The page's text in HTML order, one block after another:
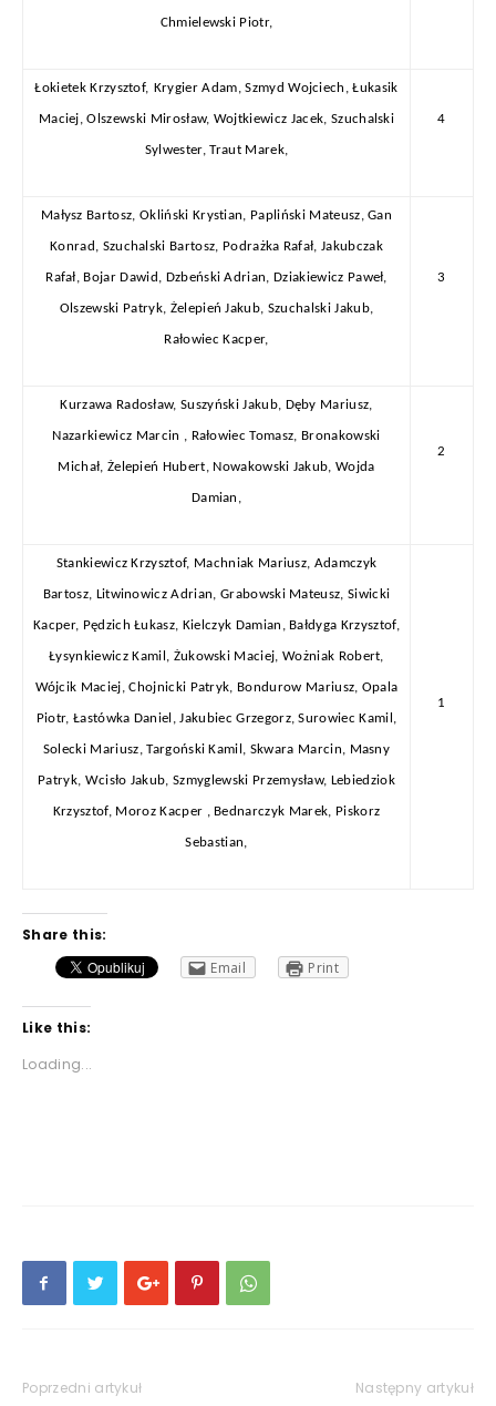
Chmielewski Piotr,
Łokietek Krzysztof, Krygier Adam, Szmyd Wojciech, Łukasik
Maciej, Olszewski Mirosław, Wojtkiewicz Jacek, Szuchalski
Sylwester, Traut Marek,
4
Małysz Bartosz, Okliński Krystian, Papliński Mateusz, Gan
Konrad, Szuchalski Bartosz, Podrażka Rafał, Jakubczak
Rafał, Bojar Dawid, Dzbeński Adrian, Dziakiewicz Paweł,
Olszewski Patryk, Żelepień Jakub, Szuchalski Jakub,
Rałowiec Kacper,
3
Kurzawa Radosław, Suszyński Jakub, Dęby Mariusz,
Nazarkiewicz Marcin , Rałowiec Tomasz, Bronakowski
Michał, Żelepień Hubert, Nowakowski Jakub, Wojda
Damian,
2
Stankiewicz Krzysztof, Machniak Mariusz, Adamczyk
Bartosz, Litwinowicz Adrian, Grabowski Mateusz, Siwicki
Kacper, Pędzich Łukasz, Kielczyk Damian, Bałdyga Krzysztof,
Łysynkiewicz Kamil, Żukowski Maciej, Wożniak Robert,
Wójcik Maciej, Chojnicki Patryk, Bondurow Mariusz, Opala
Piotr, Łastówka Daniel, Jakubiec Grzegorz, Surowiec Kamil,
Solecki Mariusz, Targoński Kamil, Skwara Marcin, Masny
Patryk, Wcisło Jakub, Szmyglewski Przemysław, Lebiedziok
Krzysztof, Moroz Kacper , Bednarczyk Marek, Piskorz
Sebastian,
1
Share this:
Email
Print
Like this:
Loading...
Poprzedni artykuł Następny artykuł